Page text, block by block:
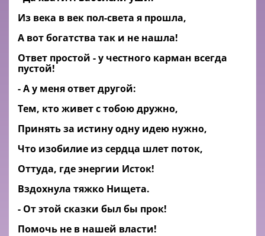
Из века в век пол-света я прошла,
А вот богатства так и не нашла!
Ответ простой - у честного карман всегда
пустой!
- А у меня ответ другой:
Тем, кто живет с тобою дружно,
Принять за истину одну идею нужно,
Что изобилие из сердца шлет поток,
Оттуда, где энергии Исток!
Вздохнула тяжко Нищета.
- От этой сказки был бы прок!
Помочь не в нашей власти!